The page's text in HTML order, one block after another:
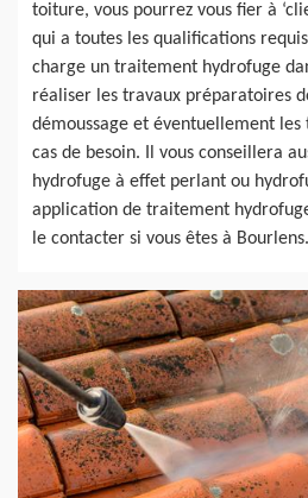
toiture, vous pourrez vous fier à
qui a toutes les qualifications
charge un traitement hydrofuge
réaliser les travaux préparatoires
démoussage et éventuellement
cas de besoin. Il vous conseillera
hydrofuge à effet perlant ou
application de traitement
le contacter si vous êtes à